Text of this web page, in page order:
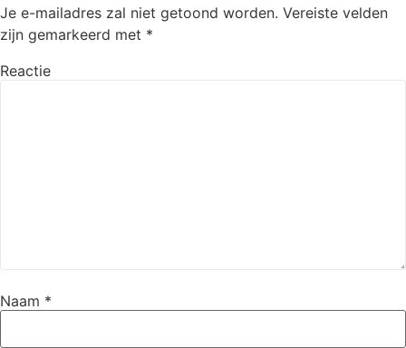
Je e-mailadres zal niet getoond worden. Vereiste velden
zijn gemarkeerd met *
Reactie
Naam *